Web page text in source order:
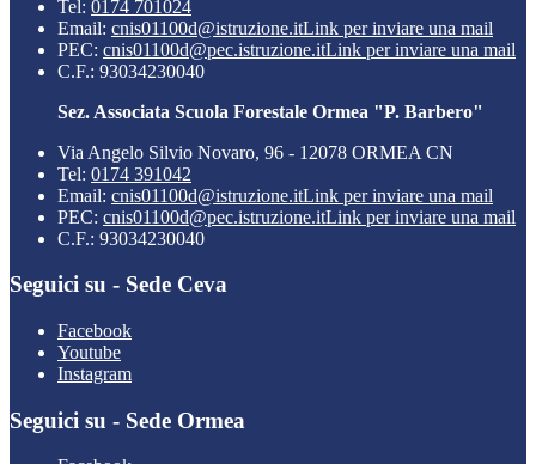
Tel: 0174 701024
Email: cnis01100d@istruzione.itLink per inviare una mail
PEC: cnis01100d@pec.istruzione.itLink per inviare una mail
C.F.: 93034230040
Sez. Associata Scuola Forestale Ormea "P. Barbero"
Via Angelo Silvio Novaro, 96 - 12078 ORMEA CN
Tel: 0174 391042
Email: cnis01100d@istruzione.itLink per inviare una mail
PEC: cnis01100d@pec.istruzione.itLink per inviare una mail
C.F.: 93034230040
Seguici su - Sede Ceva
Facebook
Youtube
Instagram
Seguici su - Sede Ormea